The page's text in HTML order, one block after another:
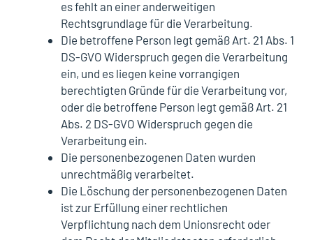
es fehlt an einer anderweitigen
Rechtsgrundlage für die Verarbeitung.
Die betroffene Person legt gemäß Art. 21 Abs. 1
DS-GVO Widerspruch gegen die Verarbeitung
ein, und es liegen keine vorrangigen
berechtigten Gründe für die Verarbeitung vor,
oder die betroffene Person legt gemäß Art. 21
Abs. 2 DS-GVO Widerspruch gegen die
Verarbeitung ein.
Die personenbezogenen Daten wurden
unrechtmäßig verarbeitet.
Die Löschung der personenbezogenen Daten
ist zur Erfüllung einer rechtlichen
Verpflichtung nach dem Unionsrecht oder